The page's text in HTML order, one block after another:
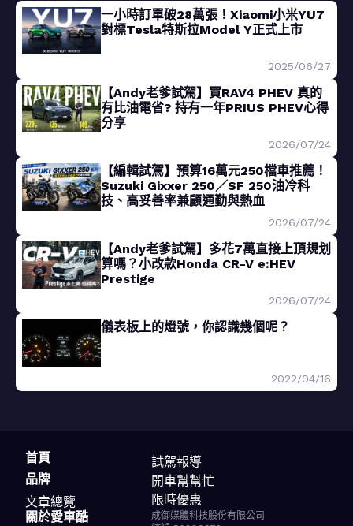
一小時訂單破28萬張！Xiaomi小米YU7
對標Tesla特斯拉Model Y正式上市
2025/06/27
【Andy老爹試駕】買RAV4 PHEV 真的
有比油電省? 持有一年PRIUS PHEV心得
分享
2026/07/24
【編輯試駕】預算16萬元250檔車推薦！
Suzuki Gixxer 250／SF 250油冷科
技、高妥善率兼顧通勤與熱血
2026/07/24
【Andy老爹試駕】多花7萬直接上頂規划
算嗎？小改款Honda CR-V e:HEV
Prestige
2026/07/24
儀表板上的燈號，你認識幾個呢？
2022/04/16
首頁
品牌
文章總覽
試駕報導
開車幫幫忙
限時優惠
關於愛車酷
成御媒體科技股份有限公司